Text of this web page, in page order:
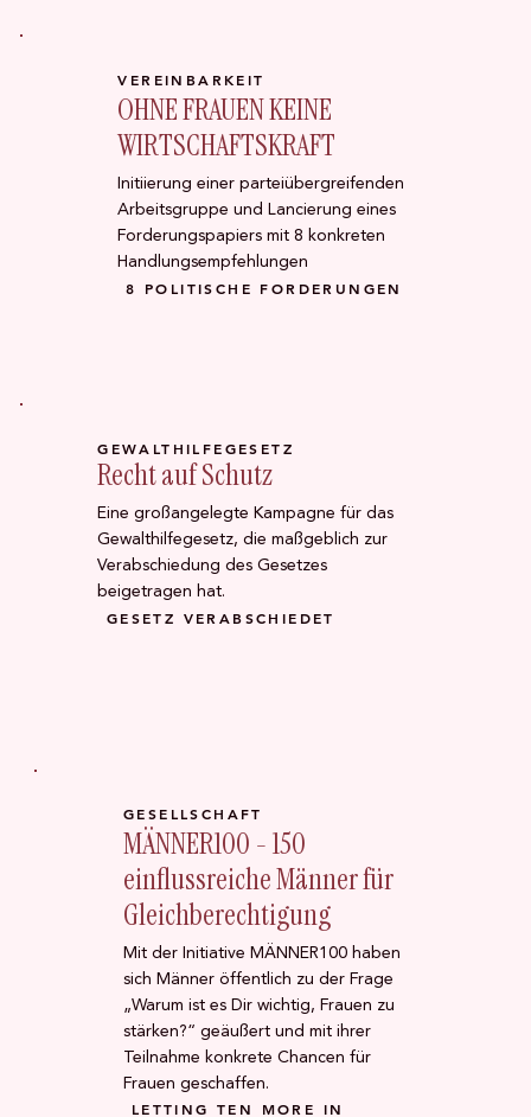
GESELLSCHAFT
MÄNNER100 - 150
einflussreiche Männer für
Gleichberechtigung
Mit der Initiative MÄNNER100 haben
sich Männer öffentlich zu der Frage
„Warum ist es Dir wichtig, Frauen zu
stärken?“ geäußert und mit ihrer
Teilnahme konkrete Chancen für
Frauen geschaffen.
LETTING TEN MORE IN
VEREINBARKEIT
OHNE FRAUEN KEINE
WIRTSCHAFTSKRAFT
Initiierung einer parteiübergreifenden
Arbeitsgruppe und Lancierung eines
Forderungspapiers mit 8 konkreten
Handlungsempfehlungen
8 POLITISCHE FORDERUNGEN
GEWALTHILFEGESETZ
Recht auf Schutz
Eine großangelegte Kampagne für das
Gewalthilfegesetz, die maßgeblich zur
Verabschiedung des Gesetzes
beigetragen hat.
GESETZ VERABSCHIEDET